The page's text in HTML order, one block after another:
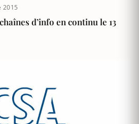
2015
d’info en continu le 13